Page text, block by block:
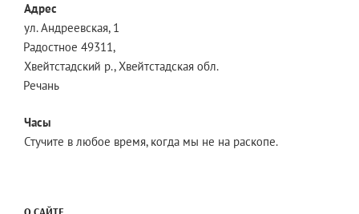
Адрес
ул. Андреевская, 1
Радостное 49311,
Хвейтстадский р., Хвейтстадская обл.
Речань
Часы
Стучите в любое время, когда мы не на раскопе.